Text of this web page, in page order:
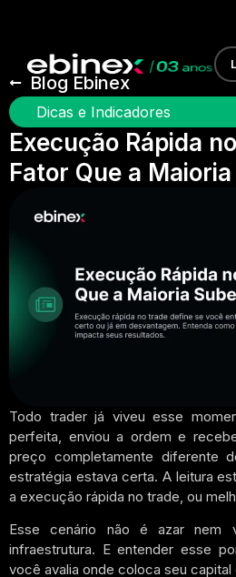
Blog Ebinex
Dicas e Indicadores
Execução Rápida
Fator Que a
Todo trader já viveu esse
perfeita, enviou a ordem e
preço completamente diferente
estratégia estava certa. A leitura
a execução rápida no trade, ou
Esse cenário não é azar nem
infraestrutura. E entender esse
você avalia onde coloca seu capital